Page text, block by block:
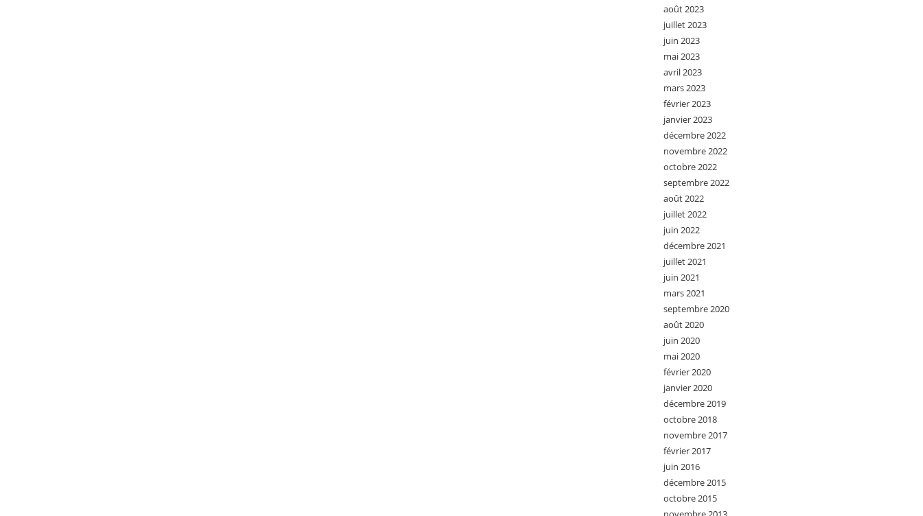
août 2023
juillet 2023
juin 2023
mai 2023
avril 2023
mars 2023
février 2023
janvier 2023
décembre 2022
novembre 2022
octobre 2022
septembre 2022
août 2022
juillet 2022
juin 2022
décembre 2021
juillet 2021
juin 2021
mars 2021
septembre 2020
août 2020
juin 2020
mai 2020
février 2020
janvier 2020
décembre 2019
octobre 2018
novembre 2017
février 2017
juin 2016
décembre 2015
octobre 2015